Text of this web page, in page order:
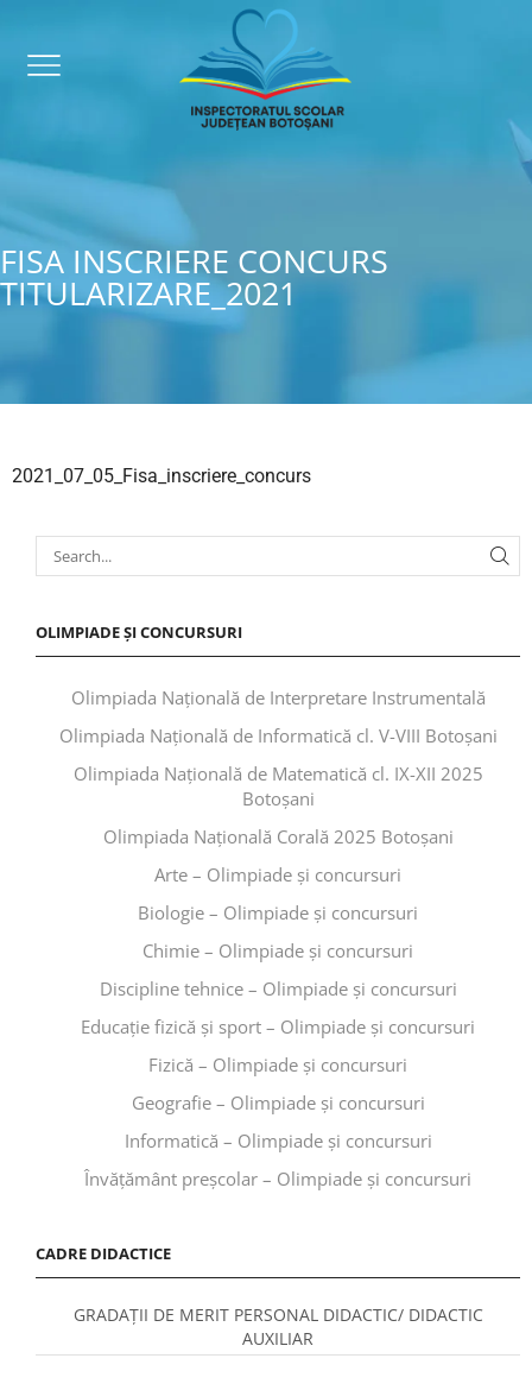
FISA INSCRIERE CONCURS
TITULARIZARE_2021
2021_07_05_Fisa_inscriere_concurs
OLIMPIADE ȘI CONCURSURI
Olimpiada Națională de Interpretare Instrumentală
Olimpiada Națională de Informatică cl. V-VIII Botoșani
Olimpiada Națională de Matematică cl. IX-XII 2025
Botoșani
Olimpiada Națională Corală 2025 Botoșani
Arte – Olimpiade și concursuri
Biologie – Olimpiade și concursuri
Chimie – Olimpiade și concursuri
Discipline tehnice – Olimpiade și concursuri
Educaţie fizică şi sport – Olimpiade și concursuri
Fizică – Olimpiade și concursuri
Geografie – Olimpiade și concursuri
Informatică – Olimpiade și concursuri
Învăţământ preşcolar – Olimpiade și concursuri
CADRE DIDACTICE
GRADAȚII DE MERIT PERSONAL DIDACTIC/ DIDACTIC
AUXILIAR